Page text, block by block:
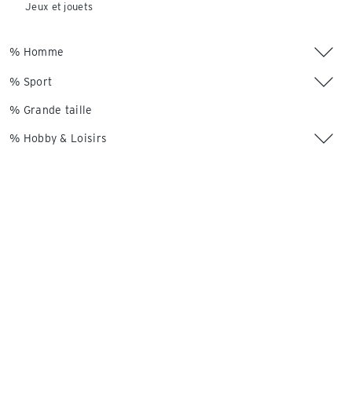
Jeux et jouets
% Homme
% Sport
% Grande taille
% Hobby & Loisirs